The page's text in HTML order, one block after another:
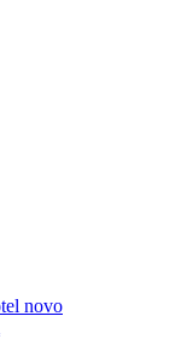
novo